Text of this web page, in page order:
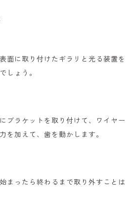
面に取り付けたギラリと光る装置を
しょう。
ブラケットを取り付けて、ワイヤー
を加えて、歯を動かします。
まったら終わるまで取り外すことは